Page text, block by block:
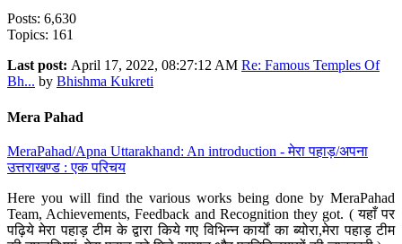
Posts: 6,630
Topics: 161
Last post: April 17, 2022, 08:27:12 AM Re: Famous Temples Of
Bh... by Bhishma Kukreti
Mera Pahad
MeraPahad/Apna Uttarakhand: An introduction - मेरा पहाड़/अपना
उत्तराखण्ड : एक परिचय
Here you will find the various works being done by MeraPahad
Team, Achievements, Feedback and Recognition they got. ( यहाँ पर
पढ़िये मेरा पहाड़ टीम के द्वारा किये गए विभिन्न कार्यों का ब्योरा,मेरा पहाड़ टीम